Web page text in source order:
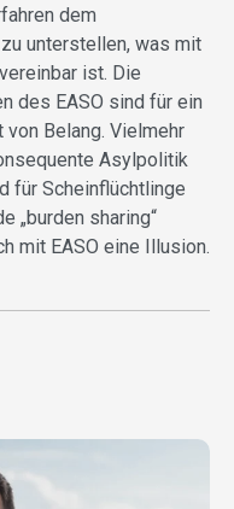
dem
unterstellen, was mit
ist. Die
des EASO sind für ein
Belang. Vielmehr
Asylpolitik
für Scheinflüchtlinge
„burden sharing“
mit EASO eine Illusion.